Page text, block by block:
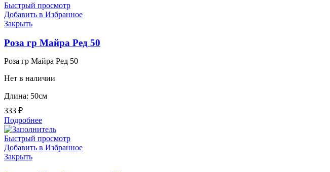
Быстрый просмотр
Добавить в Избранное
Закрыть
Роза гр Майра Ред 50
Роза гр Майра Ред 50
Нет в наличии
Длина: 50см
333 ₽
Подробнее
Быстрый просмотр
Добавить в Избранное
Закрыть